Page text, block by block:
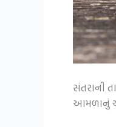
સંતરાની
આમળાનું